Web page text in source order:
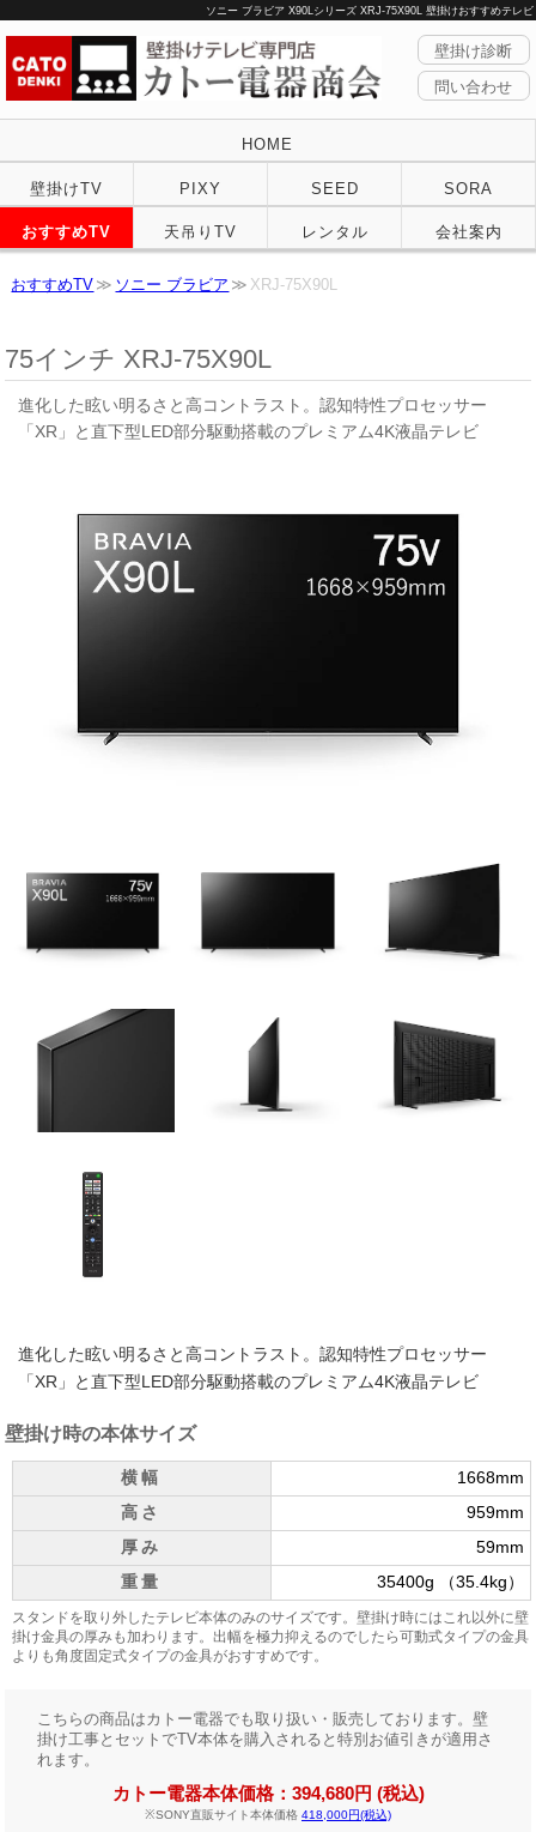
ソニー ブラビア X90Lシリーズ XRJ-75X90L 壁掛けおすすめテレビ
壁掛け診断
問い合わせ
HOME
壁掛けTV PIXY SEED SORA
おすすめTV 天吊りTV レンタル 会社案内
おすすめTV ソニー ブラビア XRJ-75X90L
75インチ XRJ-75X90L
進化した眩い明るさと高コントラスト。認知特性プロセッサー
「XR」と直下型LED部分駆動搭載のプレミアム4K液晶テレビ
進化した眩い明るさと高コントラスト。認知特性プロセッサー
「XR」と直下型LED部分駆動搭載のプレミアム4K液晶テレビ
壁掛け時の本体サイズ
スタンドを取り外したテレビ本体のみのサイズです。壁掛け時にはこれ以外に壁
掛け金具の厚みも加わります。出幅を極力抑えるのでしたら可動式タイプの金具
よりも角度固定式タイプの金具がおすすめです。
横幅
1668mm
高さ
959mm
厚み
59mm
重量
35400g （35.4kg）
こちらの商品はカトー電器でも取り扱い・販売しております。壁
掛け工事とセットでTV本体を購入されると特別お値引きが適用さ
れます。
カトー電器本体価格：394,680円 (税込)
※SONY直販サイト本体価格 418,000円(税込)